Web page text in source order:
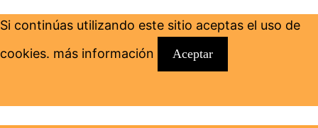
Si continúas utilizando este sitio aceptas el uso de
cookies. más información Aceptar